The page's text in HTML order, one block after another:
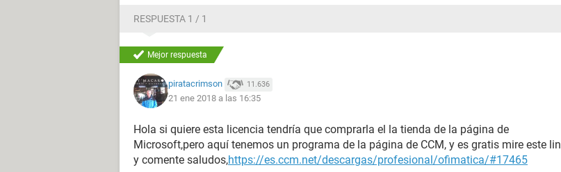
RESPUESTA 1 / 1
Mejor respuesta
piratacrimson 11.636
21 ene 2018 a las 16:35
Hola si quiere esta licencia tendría que comprarla el la tienda de la página de
Microsoft,pero aquí tenemos un programa de la página de CCM, y es gratis mire este lin
y comente saludos,https://es.ccm.net/descargas/profesional/ofimatica/#17465